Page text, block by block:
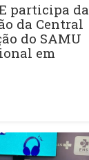
participa da
da Central
do SAMU
em